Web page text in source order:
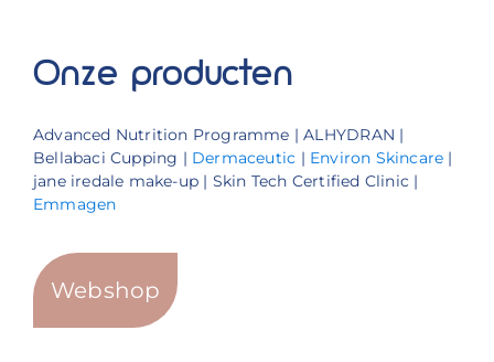
Onze producten
Advanced Nutrition Programme | ALHYDRAN |
Bellabaci Cupping | Dermaceutic | Environ Skincare |
jane iredale make-up | Skin Tech Certified Clinic |
Emmagen
Webshop